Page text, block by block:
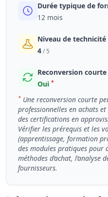
Durée typique de
12 mois
Niveau de technicité
4/ 5
Reconversion
Oui *
* Une reconversion courte
professionnelles en achats
des certifications en
Vérifier les prérequis et les
(apprentissage, formation
des modules pratiques pour
méthodes d’achat, l’analyse
fournisseurs.